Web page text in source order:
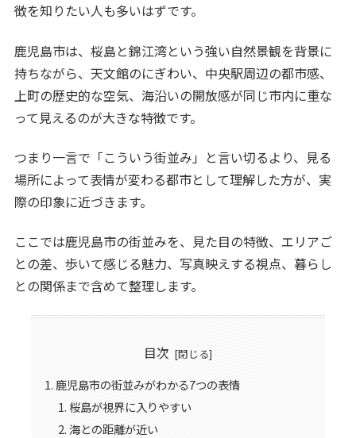
徴を知りたい人も多いはずです。
鹿児島市は、桜島と錦江湾という強い自然景観を背景に
持ちながら、天文館のにぎわい、中央駅周辺の都市感、
上町の歴史的な空気、海沿いの開放感が同じ市内に重な
って見えるのが大きな特徴です。
つまり一言で「こういう街並み」と言い切るより、見る
場所によって表情が変わる都市として理解した方が、実
際の印象に近づきます。
ここでは鹿児島市の街並みを、見た目の特徴、エリアご
との差、歩いて感じる魅力、写真映えする視点、暮らし
との関係まで含めて整理します。
目次
鹿児島市の街並みがわかる7つの表情
桜島が視界に入りやすい
海との距離が近い